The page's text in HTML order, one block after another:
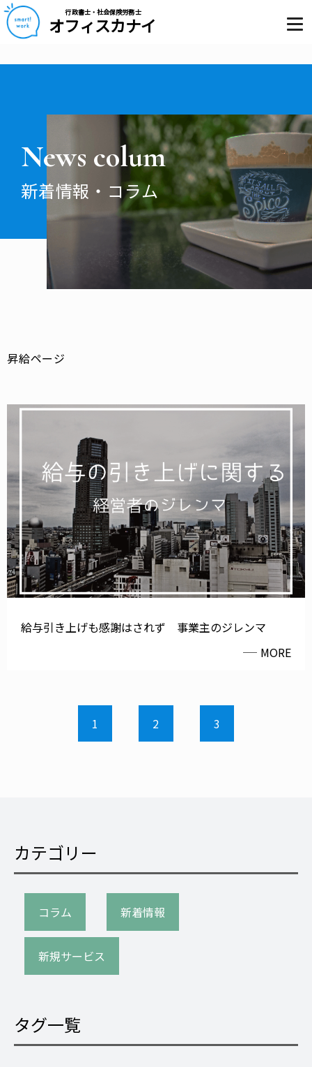
行政書士・社会保険労務士
オフィスカナイ
News colum
新着情報・コラム
昇給ページ
給与引き上げも感謝はされず 事業主のジレンマ
MORE
1 2 3
カテゴリー
コラム 新着情報
新規サービス
タグ一覧